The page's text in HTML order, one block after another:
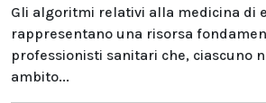
Gli algoritmi relativi alla medicina di
rappresentano una risorsa
professionisti sanitari che, ciascuno
ambito...